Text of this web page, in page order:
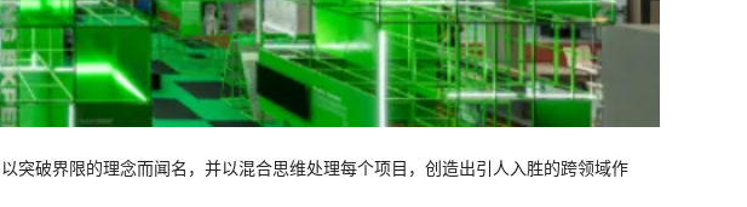
突破界限的理念而闻名，并以混合思维处理每个项目，创造出引人入胜的跨领域作